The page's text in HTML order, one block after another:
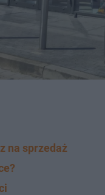
na sprzedaż